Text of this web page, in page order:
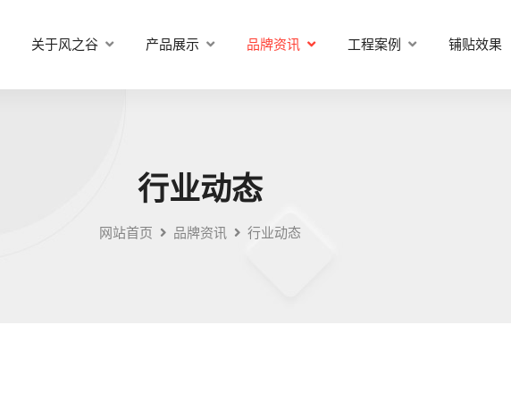
关于风之谷 产品展示 品牌资讯 工程案例 铺贴效果
行业动态
网站首页 品牌资讯 行业动态